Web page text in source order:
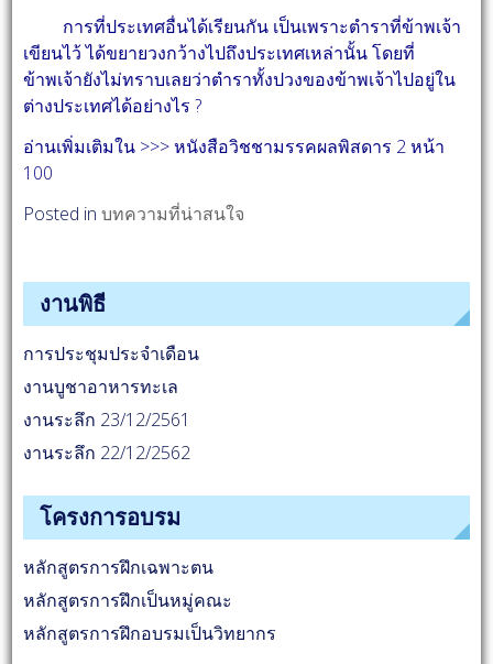
การที่ประเทศอื่นได้เรียนกัน เป็นเพราะตำราที่ข้าพเจ้า
เขียนไว้ ได้ขยายวงกว้างไปถึงประเทศเหล่านั้น โดยที่
ข้าพเจ้ายังไม่ทราบเลยว่าตำราทั้งปวงของข้าพเจ้าไปอยู่ใน
ต่างประเทศได้อย่างไร ?
อ่านเพิ่มเติมใน >>> หนังสือวิชชามรรคผลพิสดาร 2 หน้า
100
Posted inบทความที่น่าสนใจ
งานพิธี
การประชุมประจำเดือน
งานบูชาอาหารทะเล
งานระลึก 23/12/2561
งานระลึก 22/12/2562
โครงการอบรม
หลักสูตรการฝึกเฉพาะตน
หลักสูตรการฝึกเป็นหมู่คณะ
หลักสูตรการฝึกอบรมเป็นวิทยากร